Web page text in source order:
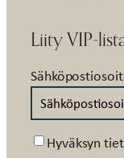
Liity VIP-
Suostumus
Hyväksyn